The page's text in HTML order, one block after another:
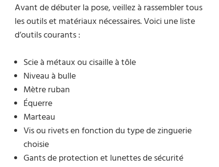
Avant de débuter la pose, veillez à rassembler tous
les outils et matériaux nécessaires. Voici une liste
d’outils courants :
Scie à métaux ou cisaille à tôle
Niveau à bulle
Mètre ruban
Équerre
Marteau
Vis ou rivets en fonction du type de zinguerie
choisie
Gants de protection et lunettes de sécurité